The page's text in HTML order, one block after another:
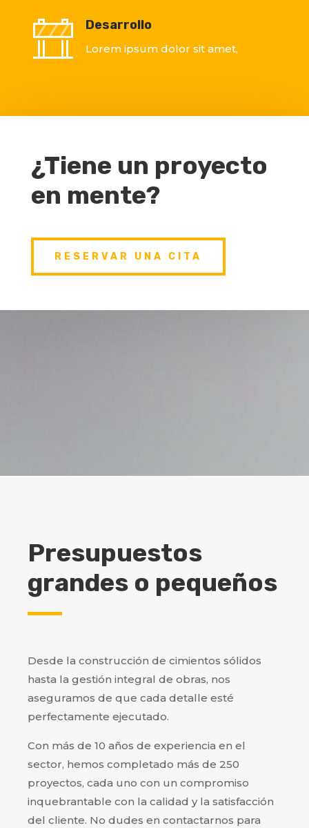
Desarrollo
Lorem ipsum dolor sit amet,
¿Tiene un proyecto
en mente?
RESERVAR UNA CITA
Presupuestos
grandes o pequeños
Desde la construcción de cimientos sólidos
hasta la gestión integral de obras, nos
aseguramos de que cada detalle esté
perfectamente ejecutado.
Con más de 10 años de experiencia en el
sector, hemos completado más de 250
proyectos, cada uno con un compromiso
inquebrantable con la calidad y la satisfacción
del cliente. No dudes en contactarnos para